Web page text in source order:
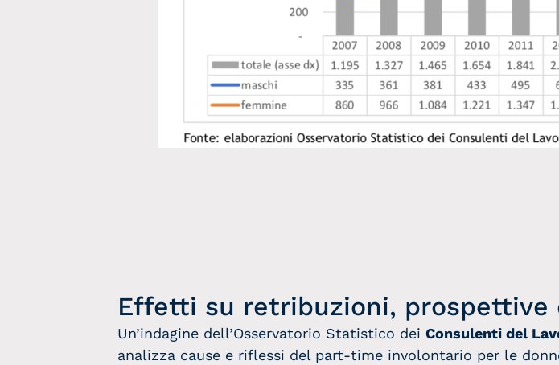
Effetti su retribuzioni, prospettive
Un’indagine dell’Osservatorio Statistico dei Consulenti del
analizza cause e riflessi del part-time involontario per le